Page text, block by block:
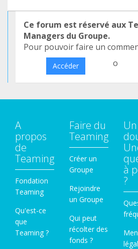
Ce forum est réservé aux
Managers du Groupe.
Pour pouvoir faire un
Accéder o
A
propos
de
Teaming
Fondation
Teaming
Qu'est-ce
que
Teaming ?
Faire du
Teaming
Créer un
Groupe
Rejoindre
un Groupe
Qui peut
récolter des
fonds ?
Un
à
?